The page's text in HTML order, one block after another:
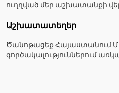
ուղղված մեր աշխատանքի
Աշխատատեղեր
Ծանոթացեք Հայաստանում
գործակալություններում